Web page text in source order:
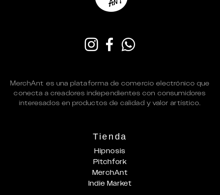
MerchAnt es una plataforma de comercio electrónico que
conecta a creadores independientes con consumidores
interesados en productos de calidad y valor artístico.
Tienda
Hipnosis
Pitchfork
MerchAnt
Indie Market